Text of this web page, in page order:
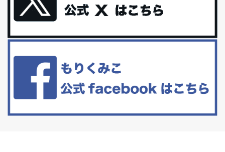
更年期を穏やかに乗りきるために今できる５つのこと。
アラフィフからの体と心の整え方。 私も気づけばアラフィフ、これ
といった更年期症状はまだ...
白髪・美容・免疫力、現代人に足りないのは海藻！
リーブオイルorごま油をたらす。&n...